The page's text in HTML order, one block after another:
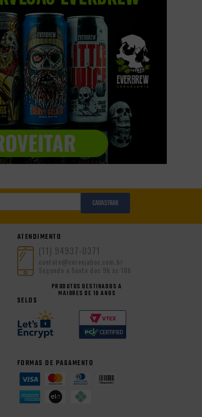
CADASTRAR
ATENDIMENTO
(11) 94937-0371
contato@cervejabox.com.br
Segunda a Sexta das 9h às 18h
PRODUTOS DESTINADOS A
MAIORES DE 18 ANOS
SELOS
FORMAS DE PAGAMENTO